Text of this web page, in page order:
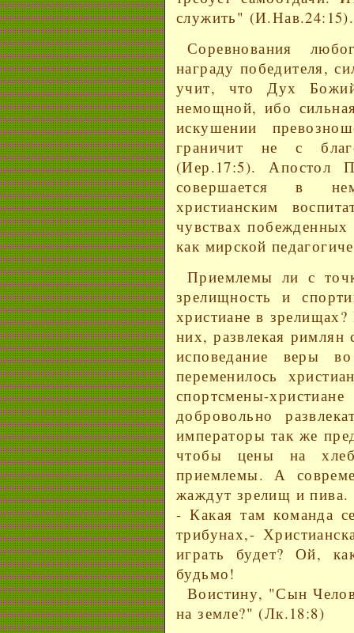
служить" (И.Нав.24:15).
Соревнования
награду победителя,
учит, что Дух
немощной, ибо
искушении
граничит не с
(Иер.17:5). Апостол
совершается в
христианским
чувствах побежденных
как мирской
Приемлемы ли с
зрелищность и
христиане в
них, развлекая римлян
исповедание веры
переменилось
спортсмены-
добровольно
императоры так же
чтобы цены на
приемлемы. А
жаждут зрелищ и пива.
- Какая там команда
трибунах,-
играть будет? Ой,
будьмо!
Воистину, "Сын
на земле?" (Лк.18:8)